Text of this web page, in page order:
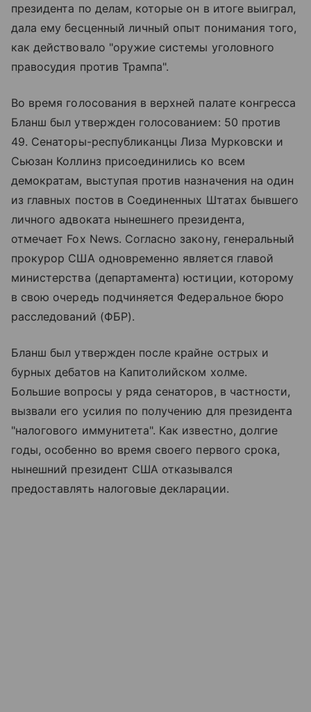
президента по делам, которые он в итоге выиграл,
дала ему бесценный личный опыт понимания того,
как действовало "оружие системы уголовного
правосудия против Трампа".
Во время голосования в верхней палате конгресса
Бланш был утвержден голосованием: 50 против
49. Сенаторы-республиканцы Лиза Мурковски и
Сьюзан Коллинз присоединились ко всем
демократам, выступая против назначения на один
из главных постов в Соединенных Штатах бывшего
личного адвоката нынешнего президента,
отмечает Fox News. Согласно закону, генеральный
прокурор США одновременно является главой
министерства (департамента) юстиции, которому
в свою очередь подчиняется Федеральное бюро
расследований (ФБР).
Бланш был утвержден после крайне острых и
бурных дебатов на Капитолийском холме.
Большие вопросы у ряда сенаторов, в частности,
вызвали его усилия по получению для президента
"налогового иммунитета". Как известно, долгие
годы, особенно во время своего первого срока,
нынешний президент США отказывался
предоставлять налоговые декларации.